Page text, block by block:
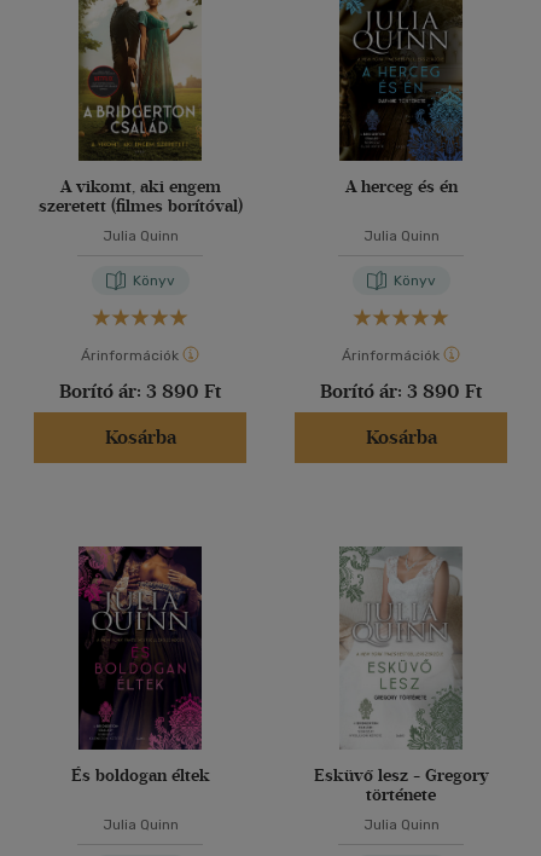
A vikomt, aki engem
szeretett (filmes borítóval)
Julia Quinn
Könyv
Árinformációk
Borító ár: 3 890 Ft
Kosárba
A herceg és én
Julia Quinn
Könyv
Árinformációk
Borító ár: 3 890 Ft
Kosárba
És boldogan éltek
Julia Quinn
Esküvő lesz - Gregory
története
Julia Quinn